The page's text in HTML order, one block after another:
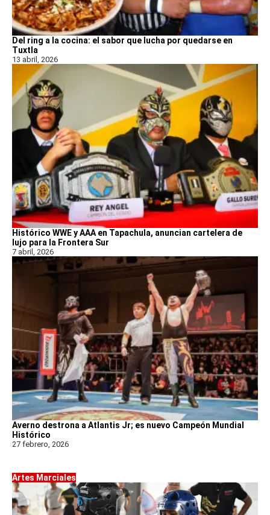
Del ring a la cocina: el sabor que lucha por quedarse en
Tuxtla
13 abril, 2026
Histórico WWE y AAA en Tapachula, anuncian cartelera de
lujo para la Frontera Sur
7 abril, 2026
Averno destrona a Atlantis Jr; es nuevo Campeón Mundial
Histórico
27 febrero, 2026
Artes Marciales